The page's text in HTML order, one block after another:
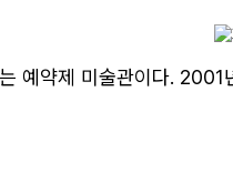
예약제 미술관이다.